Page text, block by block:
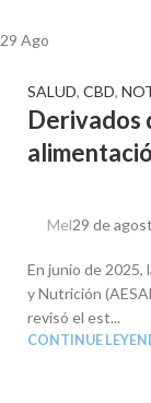
29 Ago
SALUD, CBD,
Derivados
Mel29 de
En junio de 2025,
y Nutrición
revisó el est...
CONTINUE